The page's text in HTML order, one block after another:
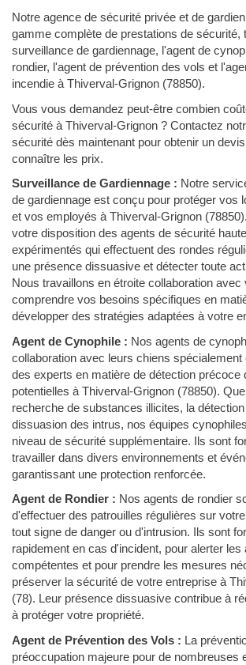
Notre agence de sécurité privée et de
gamme complète de prestations de sécurité,
surveillance de gardiennage, l'agent de
rondier, l'agent de prévention des vols et
incendie à Thiverval-Grignon (78850).
Vous vous demandez peut-être combien
sécurité à Thiverval-Grignon ? Contactez
sécurité dès maintenant pour obtenir un
connaître les prix.
Surveillance de Gardiennage : Notre
de gardiennage est conçu pour protéger vos
et vos employés à Thiverval-Grignon
votre disposition des agents de sécurité
expérimentés qui effectuent des rondes
une présence dissuasive et détecter toute
Nous travaillons en étroite collaboration avec
comprendre vos besoins spécifiques en
développer des stratégies adaptées à votre
Agent de Cynophile : Nos agents de
collaboration avec leurs chiens
des experts en matière de détection précoce
potentielles à Thiverval-Grignon (78850).
recherche de substances illicites, la
dissuasion des intrus, nos équipes
niveau de sécurité supplémentaire. Ils sont
travailler dans divers environnements et
garantissant une protection renforcée.
Agent de Rondier : Nos agents de rondier
d'effectuer des patrouilles régulières sur
tout signe de danger ou d'intrusion. Ils sont
rapidement en cas d'incident, pour alerter les
compétentes et pour prendre les mesures
préserver la sécurité de votre entreprise à
(78). Leur présence dissuasive contribue à
à protéger votre propriété.
Agent de Prévention des Vols : La
préoccupation majeure pour de nombreuses